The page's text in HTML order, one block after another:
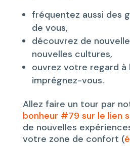
fréquentez aussi des
de vous,
découvrez de
nouvelles cultures,
ouvrez votre regard à
imprégnez-vous.
Allez faire un tour par
bonheur #79 sur le lien
de nouvelles
votre zone de confort (